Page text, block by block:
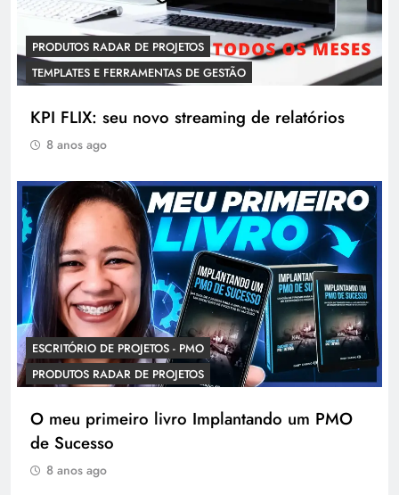
PRODUTOS RADAR DE PROJETOS
TEMPLATES E FERRAMENTAS DE GESTÃO
KPI FLIX: seu novo streaming de relatórios
8 anos ago
ESCRITÓRIO DE PROJETOS - PMO
PRODUTOS RADAR DE PROJETOS
O meu primeiro livro Implantando um PMO
de Sucesso
8 anos ago